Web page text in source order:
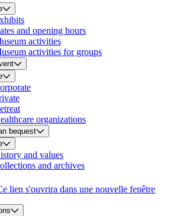
and opening hours
activities
activities for groups
organizations
bequest
and values
and archives
lien s'ouvrira dans une nouvelle fenêtre